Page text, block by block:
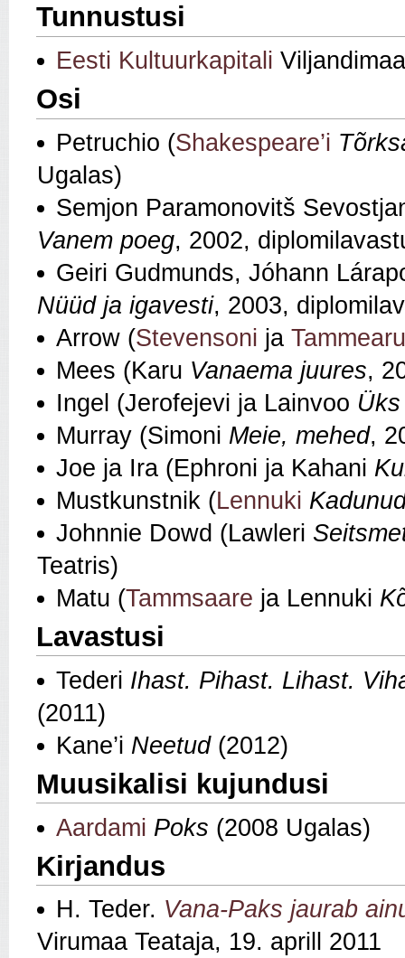
Tunnustusi
Eesti Kultuurkapitali
Osi
Petruchio (Shakespeare’i
Ugalas)
Semjon Paramonovitš
Vanem poeg, 2002,
Geiri Gudmunds, Jóhann
Nüüd ja igavesti, 2003,
Arrow (Stevensoni ja Tammearu
Mees (Karu Vanaema juures,
Ingel (Jerofejevi ja Lainvoo
Murray (Simoni Meie, mehed,
Joe ja Ira (Ephroni ja Kahani
Mustkunstnik (Lennuki
Johnnie Dowd (Lawleri
Teatris)
Matu (Tammsaare ja Lennuki
Lavastusi
Tederi Ihast. Pihast. Lihast.
(2011)
Kane’i Neetud(2012)
Muusikalisi kujundusi
Aardami Poks (2008 Ugalas)
Kirjandus
H. Teder. Vana-Paks jaurab
Virumaa Teataja, 19. aprill 2011